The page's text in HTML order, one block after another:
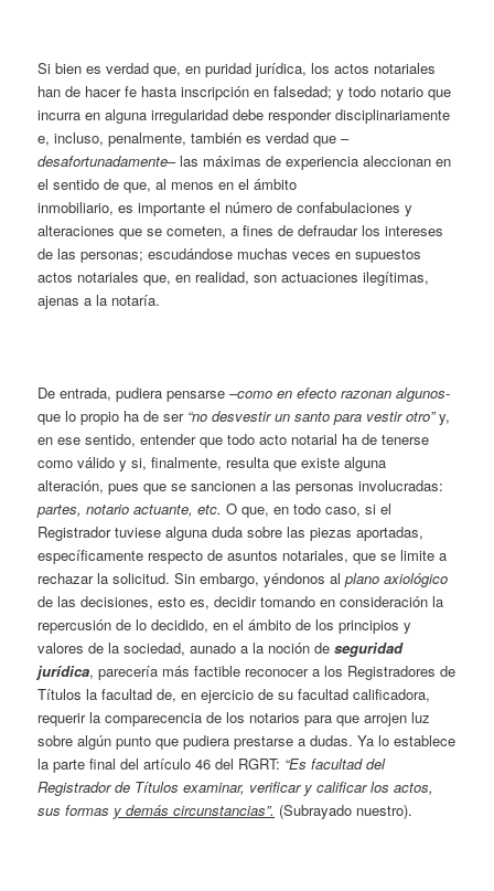
Si bien es verdad que, en puridad jurídica, los actos notariales
han de hacer fe hasta inscripción en falsedad; y todo notario que
incurra en alguna irregularidad debe responder disciplinariamente
e, incluso, penalmente, también es verdad que –
desafortunadamente– las máximas de experiencia aleccionan en
el sentido de que, al menos en el ámbito
inmobiliario, es importante el número de confabulaciones y
alteraciones que se cometen, a fines de defraudar los intereses
de las personas; escudándose muchas veces en supuestos
actos notariales que, en realidad, son actuaciones ilegítimas,
ajenas a la notaría.
De entrada, pudiera pensarse –como en efecto razonan algunos-
que lo propio ha de ser “no desvestir un santo para vestir otro”y,
en ese sentido, entender que todo acto notarial ha de tenerse
como válido y si, finalmente, resulta que existe alguna
alteración, pues que se sancionen a las personas involucradas:
partes, notario actuante, etc.O que, en todo caso, si el
Registrador tuviese alguna duda sobre las piezas aportadas,
específicamente respecto de asuntos notariales, que se limite a
rechazar la solicitud. Sin embargo, yéndonos alplano axiológico
de las decisiones, esto es, decidir tomando en consideración la
repercusión de lo decidido, en el ámbito de los principios y
valores de la sociedad, aunado a la noción deseguridad
jurídica, parecería más factible reconocer a los Registradores de
Títulos la facultad de, en ejercicio de su facultad calificadora,
requerir la comparecencia de los notarios para que arrojen luz
sobre algún punto que pudiera prestarse a dudas. Ya lo establece
la parte final del artículo 46 del RGRT: “Es facultad del
Registrador de Títulos examinar, verificar y calificar los actos,
sus formas y demás circunstancias”. (Subrayado nuestro).